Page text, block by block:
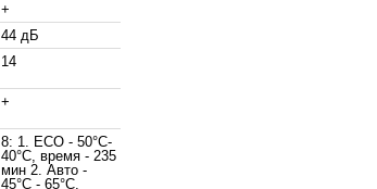
+
44 дБ
14
+
8: 1. ECO - 50°C-
40°C, время - 235
мин 2. Авто -
45°C - 65°C,